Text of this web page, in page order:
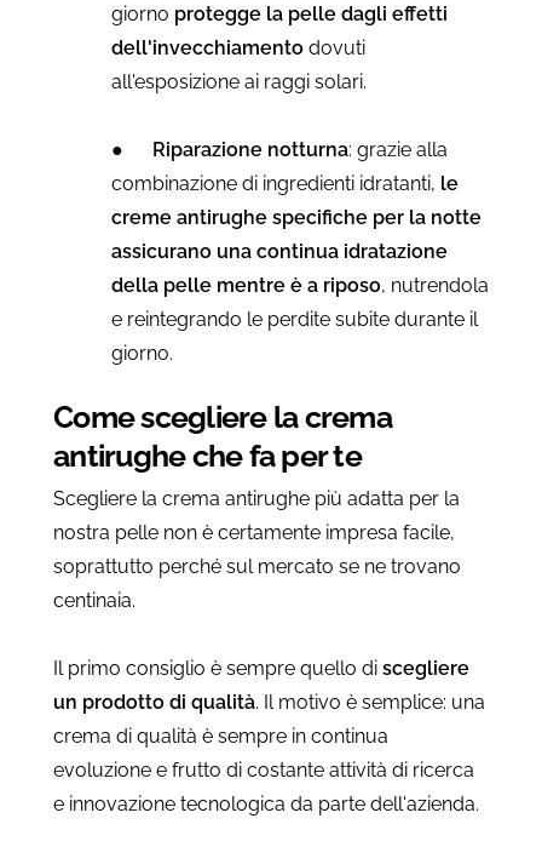
giorno protegge la pelle dagli effetti
dell'invecchiamento dovuti
all'esposizione ai raggi solari.
● Riparazione notturna: grazie alla
combinazione di ingredienti idratanti, le
creme antirughe specifiche per la notte
assicurano una continua idratazione
della pelle mentre è a riposo, nutrendola
e reintegrando le perdite subite durante il
giorno.
Come scegliere la crema
antirughe che fa per te
Scegliere la crema antirughe più adatta per la
nostra pelle non è certamente impresa facile,
soprattutto perché sul mercato se ne trovano
centinaia.
Il primo consiglio è sempre quello di scegliere
un prodotto di qualità. Il motivo è semplice: una
crema di qualità è sempre in continua
evoluzione e frutto di costante attività di ricerca
e innovazione tecnologica da parte dell'azienda.